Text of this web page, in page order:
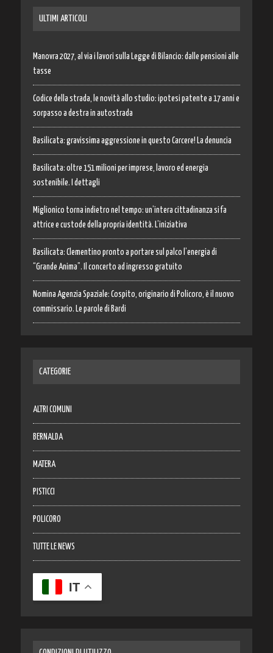
ULTIMI ARTICOLI
Manovra 2027, al via i lavori sulla Legge di Bilancio: dalle pensioni alle
tasse
Codice della strada, le novità allo studio: ipotesi patente a 17 anni e
sorpasso a destra in autostrada
Basilicata: gravissima aggressione in questo Carcere! La denuncia
Basilicata: oltre 151 milioni per imprese, lavoro ed energia
sostenibile. I dettagli
Miglionico torna indietro nel tempo: un’intera cittadinanza si fa
attrice e custode della propria identità. L’iniziativa
Basilicata: Clementino pronto a portare sul palco l’energia di
“Grande Anima”. Il concerto ad ingresso gratuito
Nomina Agenzia Spaziale: Cospito, originario di Policoro, è il nuovo
commissario. Le parole di Bardi
CATEGORIE
ALTRI COMUNI
BERNALDA
MATERA
PISTICCI
POLICORO
TUTTE LE NEWS
IT